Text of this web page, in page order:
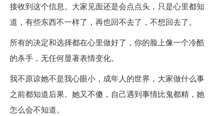
接收到这个信息。大家见面还是会点点头，只是心里都知
道，有些东西不一样了，再也回不去了，不想回去了。
所有的决定和选择都在心里做好了，你的脸上像一个冷酷
的杀手，无任何显著表情变化。
我不原谅她不是我心眼小，成年人的世界，大家做什么事
之前都知道后果。她又不傻，自己遇到事情比鬼都精，她
怎么会不知道。